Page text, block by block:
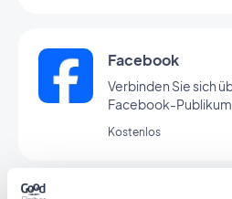
Facebook
Verbinden Sie sich
Facebook-Publikum
Kostenlos